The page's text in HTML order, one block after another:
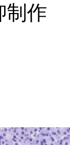
制作